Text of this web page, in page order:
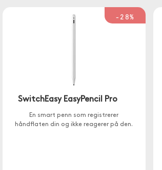
-28%
SwitchEasy EasyPencil Pro
En smart penn som registrerer
håndflaten din og ikke reagerer på den.